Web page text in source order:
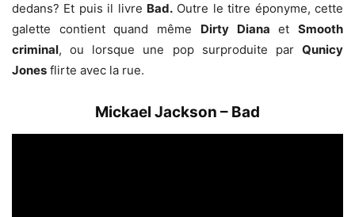
dedans? Et puis il livre Bad. Outre le titre éponyme, cette
galette contient quand même Dirty Diana etSmooth
criminal, ou lorsque une pop surproduite par Qunicy
Jones flirte avec la rue.
Mickael Jackson – Bad